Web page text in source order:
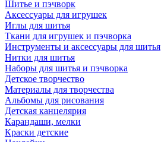
Шитье и пэчворк
Аксессуары для игрушек
Иглы для шитья
Ткани для игрушек и пэчворка
Инструменты и аксессуары для шитья
Нитки для шитья
Наборы для шитья и пэчворка
Детское творчество
Материалы для творчества
Альбомы для рисования
Детская канцелярия
Карандаши, мелки
Краски детские